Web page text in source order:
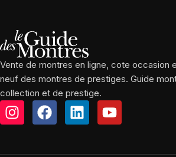
Vente de montres en ligne, cote occasion
neuf des montres de prestiges. Guide
collection et de prestige.